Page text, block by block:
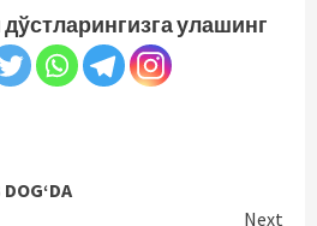
улашинг
Next